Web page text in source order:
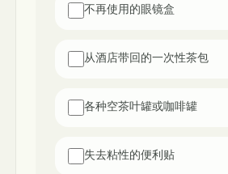
不再使用的眼镜盒
从酒店带回的一次性茶包
各种空茶叶罐或咖啡罐
失去粘性的便利贴